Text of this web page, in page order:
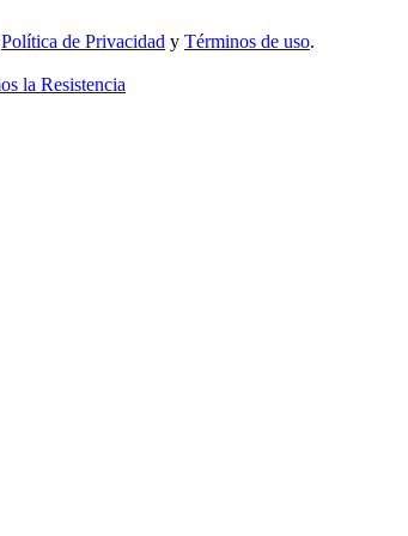
Política de Privacidad y Términos de uso.